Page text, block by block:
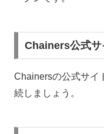
Chainers公式サ
Chainersの公式サイ
続しましょう。